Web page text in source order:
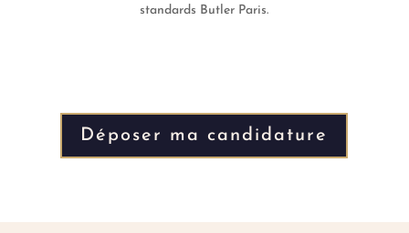
standards Butler Paris.
Déposer ma candidature